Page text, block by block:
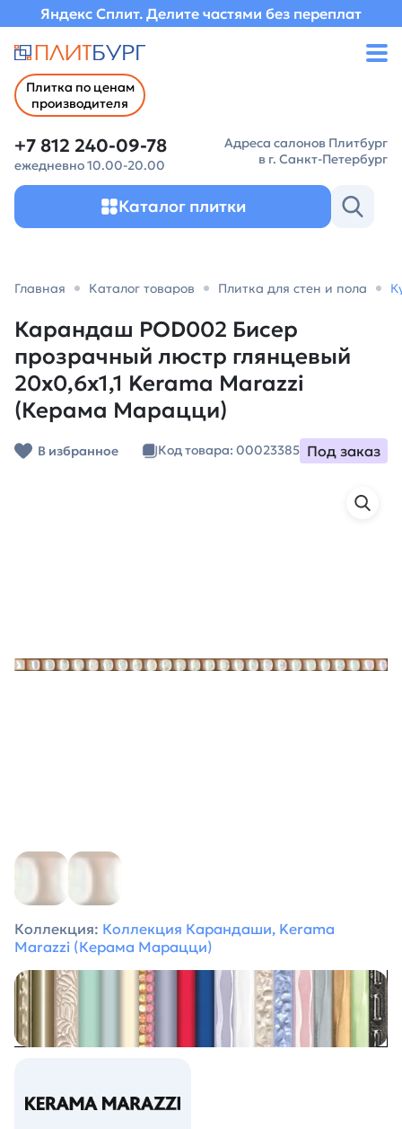
Яндекс Сплит. Делите частями без переплат
Плитка по ценам
производителя
+7 812 240-09-78
ежедневно 10.00-20.00
Адреса салонов Плитбург
в г. Санкт-Петербург
Каталог плитки
Главная Каталог товаров Плитка для стен и пола
Карандаш POD002 Бисер
прозрачный люстр глянцевый
20x0,6x1,1 Kerama Marazzi
(Керама Марацци)
В избранное Код товара: 00023385 Под заказ
Коллекция: Коллекция Карандаши, Kerama
Marazzi (Керама Марацци)